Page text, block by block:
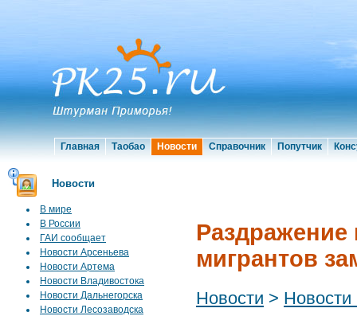
Главная Таобао Новости Справочник Попутчик
Новости
В мире
В России
ГАИ сообщает
Новости Арсеньева
Новости Артема
Новости Владивостока
Новости Дальнегорска
Новости Лесозаводска
Раздражение
мигрантов
Новости >